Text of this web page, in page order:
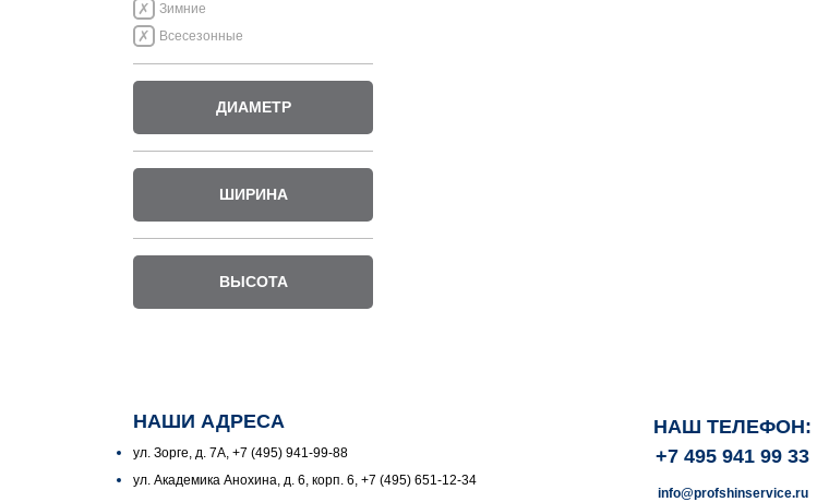
Зимние
Всесезонные
ДИАМЕТР
ШИРИНА
ВЫСОТА
НАШИ АДРЕСА
ул. Зорге, д. 7А, +7 (495) 941-99-88
ул. Академика Анохина, д. 6, корп. 6, +7 (495) 651-12-34
НАШ ТЕЛЕФОН:
+7 495 941 99 33
info@profshinservice.ru